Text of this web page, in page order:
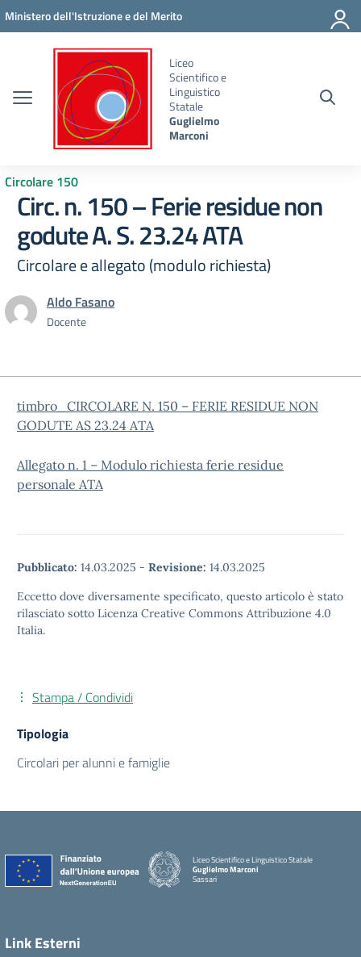
Vai ai contenuti
Vai al menu di navigazione
Vai al footer
Ministero dell'Istruzione e del Merito
Liceo
Scientifico e
Linguistico
Statale
Guglielmo
Marconi
Circolare 150
Circ. n. 150 – Ferie residue non
godute A. S. 23.24 ATA
Circolare e allegato (modulo richiesta)
Aldo Fasano
Docente
timbro_CIRCOLARE N. 150 – FERIE RESIDUE NON
GODUTE AS 23.24 ATA
Allegato n. 1 – Modulo richiesta ferie residue
personale ATA
Pubblicato: 14.03.2025 - Revisione: 14.03.2025
Eccetto dove diversamente specificato, questo articolo è stato
rilasciato sotto Licenza Creative Commons Attribuzione 4.0
Italia.
Stampa / Condividi
Tipologia
Circolari per alunni e famiglie
Liceo Scientifico e Linguistico Statale
Guglielmo Marconi
Sassari
Link Esterni